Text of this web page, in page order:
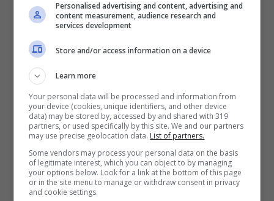
LEGGI ANCHE:Prima il vaccino, poi una birra
in omaggio: l’iniziativa per attirare i giovani
Personalised advertising and content, advertising and
content measurement, audience research and
services development
Store and/or access information on a device
Learn more
Your personal data will be processed and information from
your device (cookies, unique identifiers, and other device
data) may be stored by, accessed by and shared with 319
partners, or used specifically by this site. We and our partners
may use precise geolocation data. List of partners.
Some vendors may process your personal data on the basis
of legitimate interest, which you can object to by managing
your options below. Look for a link at the bottom of this page
or in the site menu to manage or withdraw consent in privacy
and cookie settings.